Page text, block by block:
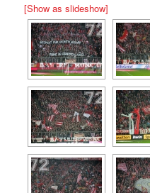
[Show as slideshow]